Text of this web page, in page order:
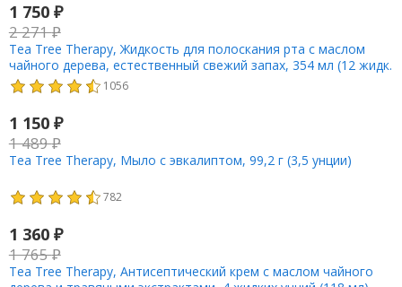
1 750 ₽
2 271₽
Tea Tree Therapy, Жидкость для полоскания рта с маслом
чайного дерева, естественный свежий запах, 354 мл (12 жидк.
унций)
1056
1 150 ₽
1 489₽
Tea Tree Therapy, Мыло с эвкалиптом, 99,2 г (3,5 унции)
782
1 360 ₽
1 765₽
Tea Tree Therapy, Антисептический крем с маслом чайного